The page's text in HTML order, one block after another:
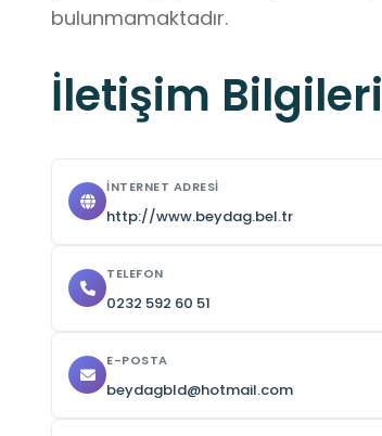
bulunmamaktadır.
İletişim Bilgileri
İNTERNET ADRESI
http://www.beydag.bel.tr
TELEFON
0232 592 60 51
E-POSTA
beydagbld@hotmail.com